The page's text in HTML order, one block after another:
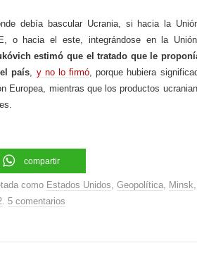
debía bascular Ucrania, si hacia la
o hacia el este, integrándose en la Unión
estimó que el tratado que le
país, y no lo firmó, porque hubiera
Europea, mientras que los productos
compartir
como Estados Unidos, Geopolítica, Minsk,
. 5 comentarios